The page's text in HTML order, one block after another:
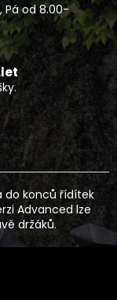
Pá od 8.00-
do konců řídítek
Advanced lze
držáků.